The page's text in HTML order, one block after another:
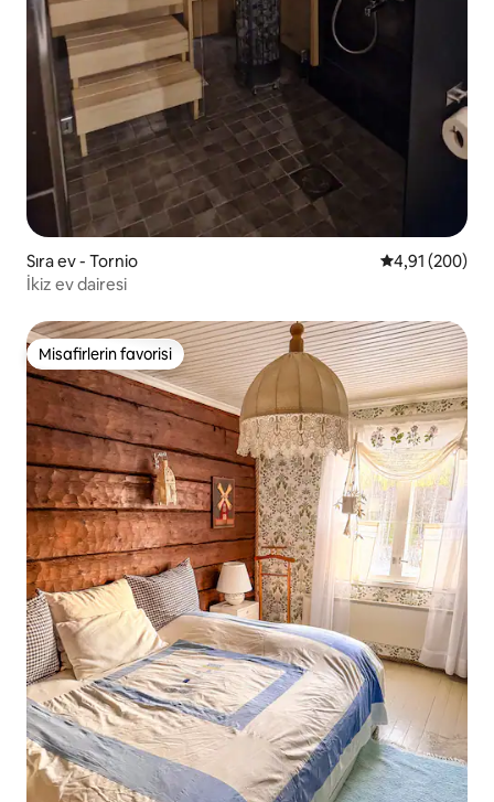
Sıra ev - Tornio 5 üzerinden
4,91 (200)
İkiz ev dairesi
Misafirlerin favorisi
Misafirlerin favorisi